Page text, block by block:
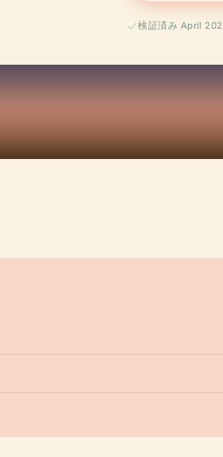
検証済み April